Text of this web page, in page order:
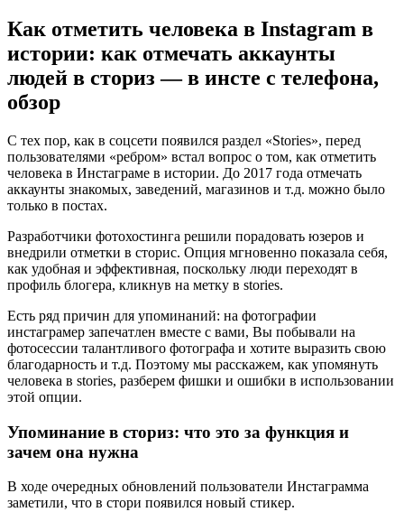
Как отметить человека в Instagram в
истории: как отмечать аккаунты
людей в сториз — в инсте с телефона,
обзор
С тех пор, как в соцсети появился раздел «Stories», перед
пользователями «ребром» встал вопрос о том, как отметить
человека в Инстаграме в истории. До 2017 года отмечать
аккаунты знакомых, заведений, магазинов и т.д. можно было
только в постах.
Разработчики фотохостинга решили порадовать юзеров и
внедрили отметки в сторис. Опция мгновенно показала себя,
как удобная и эффективная, поскольку люди переходят в
профиль блогера, кликнув на метку в stories.
Есть ряд причин для упоминаний: на фотографии
инстаграмер запечатлен вместе с вами, Вы побывали на
фотосессии талантливого фотографа и хотите выразить свою
благодарность и т.д. Поэтому мы расскажем, как упомянуть
человека в stories, разберем фишки и ошибки в использовании
этой опции.
Упоминание в сториз: что это за функция и
зачем она нужна
В ходе очередных обновлений пользователи Инстаграмма
заметили, что в стори появился новый стикер.